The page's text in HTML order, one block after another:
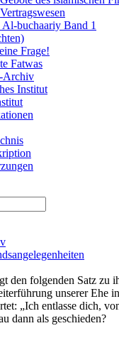
Vertragswesen
Al-buchaariy Band 1
Frage!
Fatwas
Archiv
Institut
den folgenden Satz zu
unserer Ehe
„Ich entlasse dich,
dann als geschieden?